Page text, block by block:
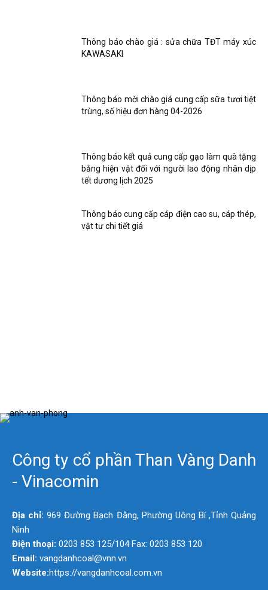
Thông báo chào giá : sửa chữa TĐT máy xúc
KAWASAKI
Thông báo mời chào giá cung cấp sữa tươi tiệt
trùng, số hiệu đơn hàng 04-2026
Thông báo kết quả cung cấp gạo làm quà tặng
bằng hiện vật đối với người lao động nhân dịp
tết dương lịch 2025
Thông báo cung cấp cáp điện cao su, cáp thép,
vật tư chi tiết giá
Công ty cổ phần Than Vàng Danh
- Vinacomin
Địa chỉ: 969 Đường Bạch Đằng, Phường Uông Bí ,Tỉnh Quảng
Ninh
Điện thoại: 0203 853 125/104 Fax: 0203 853 120
Email: vangdanhcoal@vnn.vn
Website:https://vangdanhcoal.com.vn